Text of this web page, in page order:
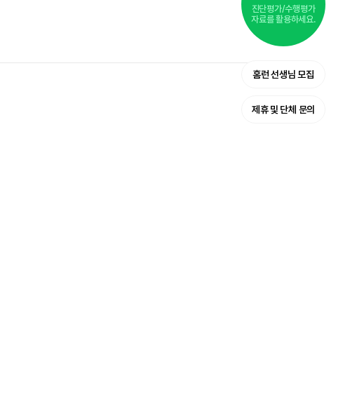
진단평가/수행평가
자료를 활용하세요.
홈런 선생님 모집
제휴 및 단체 문의